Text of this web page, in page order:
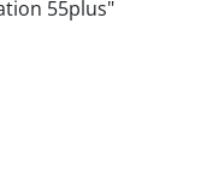
55plus"